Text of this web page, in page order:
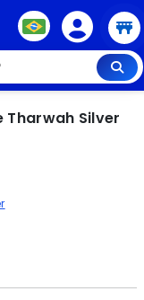
Silver